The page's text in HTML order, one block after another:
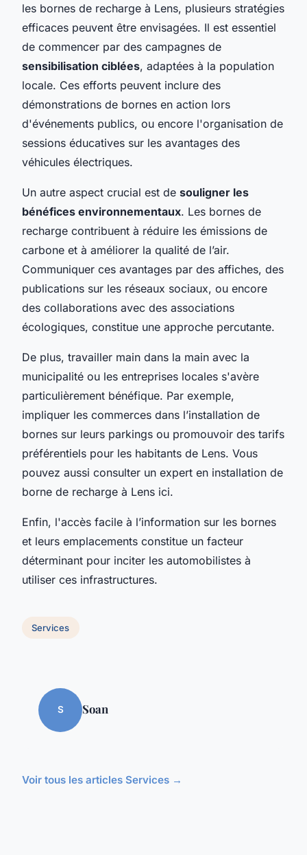
les bornes de recharge à Lens, plusieurs stratégies
efficaces peuvent être envisagées. Il est essentiel
de commencer par des campagnes de
sensibilisation ciblées, adaptées à la population
locale. Ces efforts peuvent inclure des
démonstrations de bornes en action lors
d'événements publics, ou encore l'organisation de
sessions éducatives sur les avantages des
véhicules électriques.
Un autre aspect crucial est de souligner les
bénéfices environnementaux. Les bornes de
recharge contribuent à réduire les émissions de
carbone et à améliorer la qualité de l’air.
Communiquer ces avantages par des affiches, des
publications sur les réseaux sociaux, ou encore
des collaborations avec des associations
écologiques, constitue une approche percutante.
De plus, travailler main dans la main avec la
municipalité ou les entreprises locales s'avère
particulièrement bénéfique. Par exemple,
impliquer les commerces dans l’installation de
bornes sur leurs parkings ou promouvoir des tarifs
préférentiels pour les habitants de Lens. Vous
pouvez aussi consulter un expert en installation de
borne de recharge à Lens ici.
Enfin, l'accès facile à l’information sur les bornes
et leurs emplacements constitue un facteur
déterminant pour inciter les automobilistes à
utiliser ces infrastructures.
Services
S Soan
Voir tous les articles Services →